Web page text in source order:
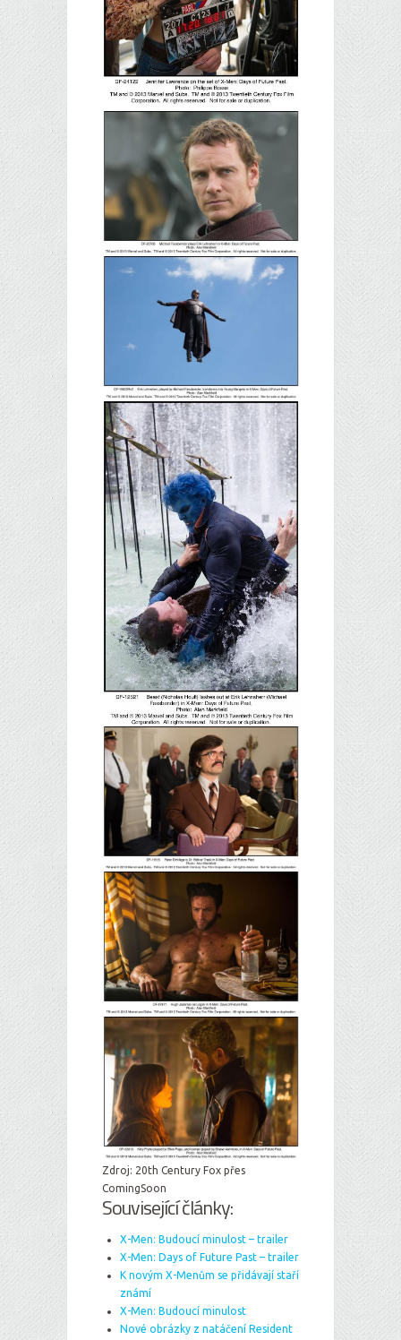
Zdroj: 20th Century Fox přes
ComingSoon
Související články:
X-Men: Budoucí minulost – trailer
X-Men: Days of Future Past – trailer
K novým X-Menům se přidávají staří
známí
X-Men: Budoucí minulost
Nové obrázky z natáčení Resident